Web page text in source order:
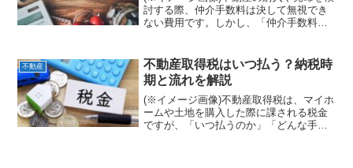
討する際、仲介手数料は決して無視でき
ない費用です。しかし、「仲介手数料の
疑問を持つ方も少なくありません。仲介
手数料は、宅地建物取...
不動産
不動産取得税はいつ払う？納税時
期と流れを解説
(※イメージ画像)不動産取得税は、マイホ
ームや土地を購入した際に課される税金
ですが、「いつ払うのか」「どんな手続